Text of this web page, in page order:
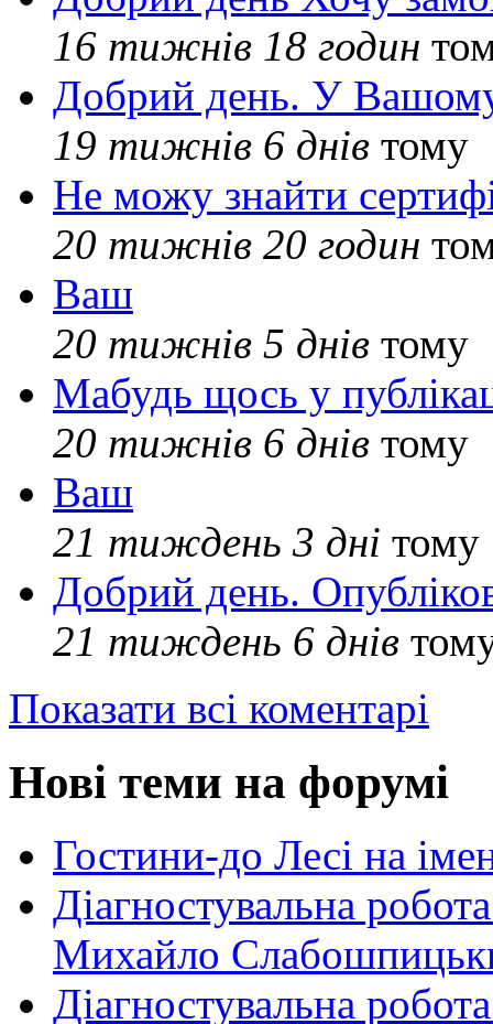
16 тижнів 18 годин
Добрий день. У Вашому
19 тижнів 6 днів тому
Не можу знайти
20 тижнів 20 годин
Ваш
20 тижнів 5 днів тому
Мабудь щось у
20 тижнів 6 днів тому
Ваш
21 тиждень 3 дні тому
Добрий день.
21 тиждень 6 днів
Показати всі коментарі
Нові теми на форумі
Гостини-до Лесі на
Діагностувальна
Михайло
Діагностувальна